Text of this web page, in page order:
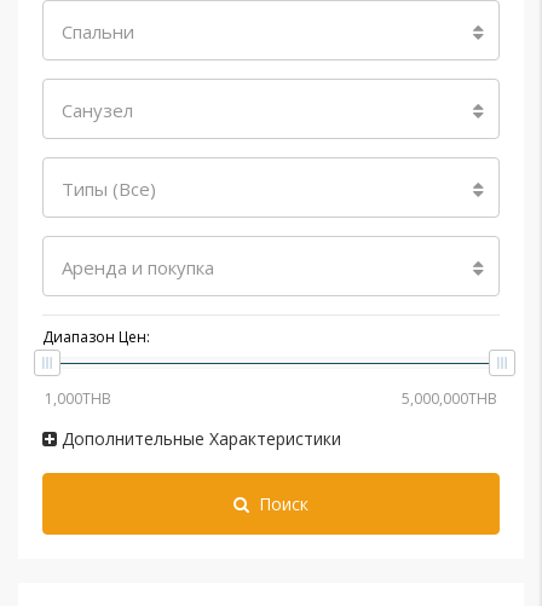
Спальни
Санузел
Типы (Все)
Аренда и покупка
Диапазон Цен:
Дополнительные Характеристики
Поиск